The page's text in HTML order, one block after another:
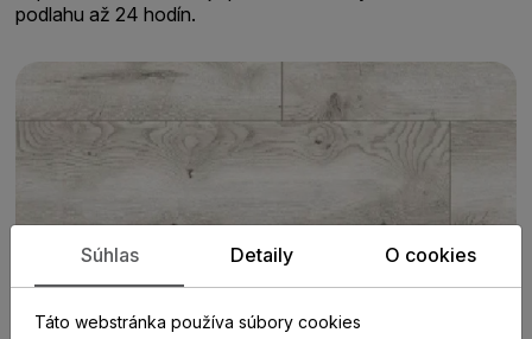
podlahu až 24 hodín.
Súhlas Detaily O cookies
Táto webstránka používa súbory cookies